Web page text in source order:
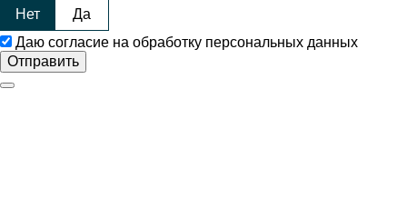
Нет
Да
Даю согласие на обработку персональных данных
Отправить